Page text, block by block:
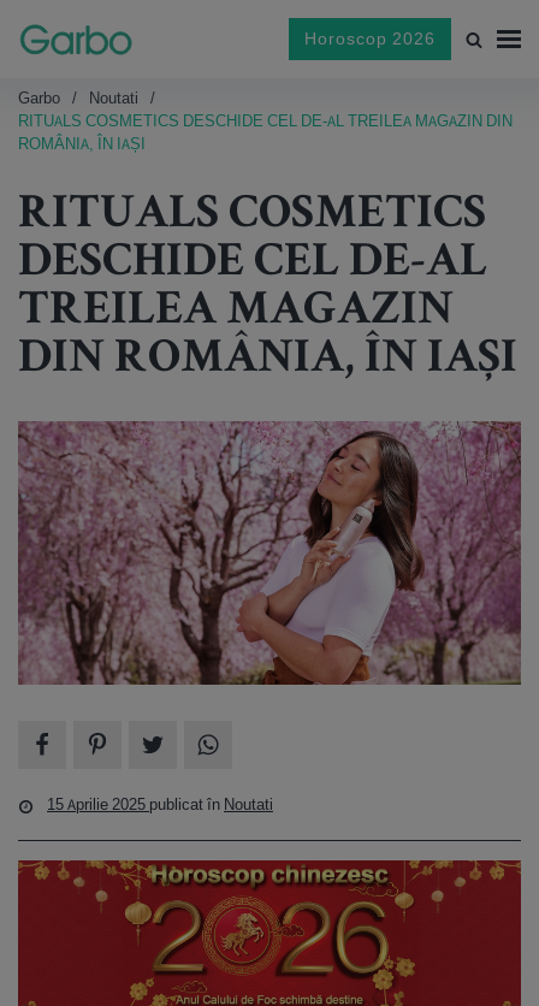
Horoscop 2026
Garbo
Noutati
RITUALS COSMETICS DESCHIDE CEL DE-AL TREILEA MAGAZIN DIN
ROMÂNIA, ÎN IAȘI
RITUALS COSMETICS
DESCHIDE CEL DE-AL
TREILEA MAGAZIN
DIN ROMÂNIA, ÎN IAȘI
15 Aprilie 2025 publicat în Noutati